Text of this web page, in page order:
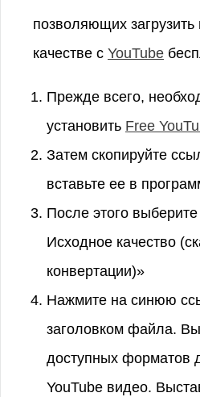
позволяющих
качестве с YouTube
Прежде всего,
установить Free
Затем скопируйте
вставьте ее в
После этого
Исходное качество
конвертации)»
Нажмите на синюю
заголовком файла.
доступных форматов
YouTube видео.